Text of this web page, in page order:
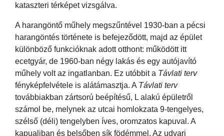
kataszteri térképet vizsgálva.
A harangöntő műhely megszűntével 1930-ban a pécsi
harangöntés története is befejeződött, majd az épület
különböző funkcióknak adott otthont: működött itt
ecetgyár, de 1960-ban négy lakás és egy autójavító
műhely volt az ingatlanban. Ez utóbbit a Távlati terv
fényképfelvétele is alátámasztja. A Távlati terv
továbbiakban zártsorú beépítésű, L alakú épületről
számol be, melynek az utcai homlokzata 9-tengelyes,
szélső (déli) tengelyben íves, oromzatos kapuval. A
kapualjban és belsőben sík födémmel. Az udvari